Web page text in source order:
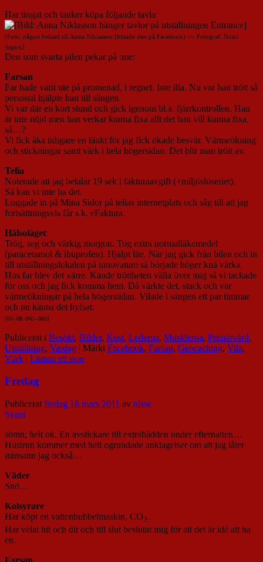
Har tingat och tänker köpa följande tavla:
[Foto: någon bekant till Anna Niklasson (hittade den på Facebook) ->: Fotograf: Nomi
Szpiro]
Den som svarta pilen pekar på :me:
Farsan
Far hade varit ute på promenad, i regnet. Inte illa. Nu var han trött så
personal hjälpte han till sängen.
Vi var där en kort stund och gick igenom bl.a. fjärrkontrollen. Han
är inte nöjd men han verkar kunna fixa allt det han vill kunna fixa,
så…?
Vi fick åka tidigare en tänkt för jag fick ökade besvär. Värmeökning
och stickningar samt värk i hela högersidan. Det blir man trött av.
Telia
Noterade att jag betalar 19 sek i fakturaavgift (+miljöslöseriet).
Så kan vi inte ha det.
Loggade in på Mina Sidor på telias internetplats och såg till att jag
fortsättningsvis får s.k. eFaktura.
Hälsoläget:
Trög, seg och värkig morgon. Tog extra normalläkemedel
(paracetamol & ibuprofen). Hjälpt lite. När jag gick från bilen och in
till utställningslokalen på innovatum så började höger knä värka.
Hos far blev det värre. Kände tröttheten välla över mig så vi tackade
för oss och jag fick komma hem. Då värkte det, stack och var
värmeökningar på hela högerstidan. Vilade i sängen ett par timmar
och nu känns det hyfsat.
[03–08–045–005]
Publicerat i Besökt, Bilder, Kost, Lederna, Musklerna, Primärvård,
Utställning, Vardag | Märkt Facebook, Farsan, Geocaching, Vila,
Värk | Lämna ett svar
Fredag
Publicerat fredag 18 mars 2011 av nisse
Svara
sömn; helt ok. En avstickare till extrabädden under efternatten…
Hustrun kommer med helt ogrundade anklagelser om att jag låter
minsann jag också…
Väder
Snö…
Kolsyrare
Har köpt en vattenbubbelmaskin, CO2.
Har velat hit och dit och till slut beslutat mig för att det är idé att ha
en.